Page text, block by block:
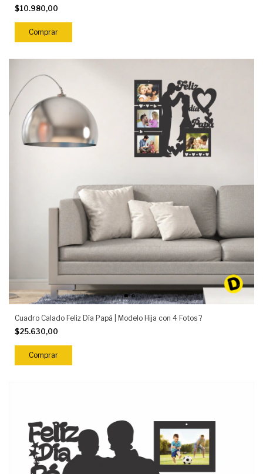
$10.980,00
Cuadro Calado Feliz Día Papá | Modelo Hija con 4 Fotos ?
$25.630,00